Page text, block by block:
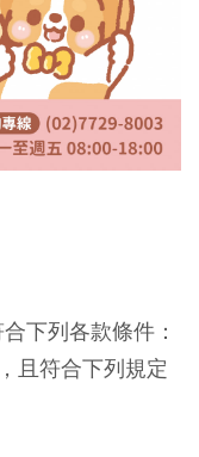
下列各款條件：
且符合下列規定